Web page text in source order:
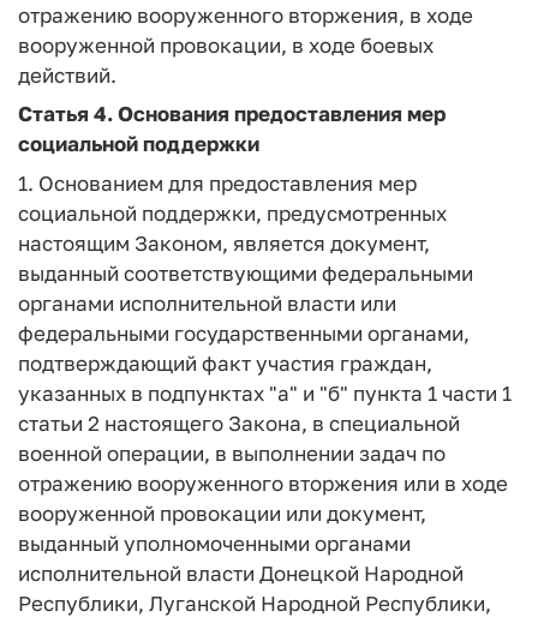
отражению вооруженного вторжения, в ходе
вооруженной провокации, в ходе боевых
действий.
Статья 4.Основания предоставления мер
социальной поддержки
1. Основанием для предоставления мер
социальной поддержки, предусмотренных
настоящим Законом, является документ,
выданный соответствующими федеральными
органами исполнительной власти или
федеральными государственными органами,
подтверждающий факт участия граждан,
указанных в подпунктах "а" и "б" пункта 1 части 1
статьи 2 настоящего Закона, в специальной
военной операции, в выполнении задач по
отражению вооруженного вторжения или в ходе
вооруженной провокации или документ,
выданный уполномоченными органами
исполнительной власти Донецкой Народной
Республики, Луганской Народной Республики,